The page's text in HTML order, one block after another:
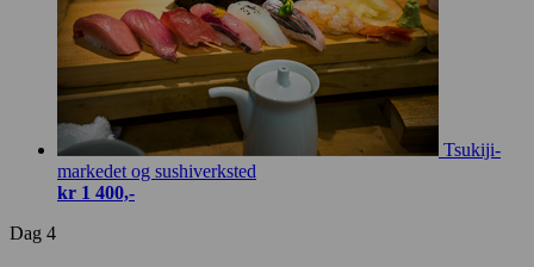
Tsukiji-
markedet og sushiverksted
kr 1 400,-
Dag 4